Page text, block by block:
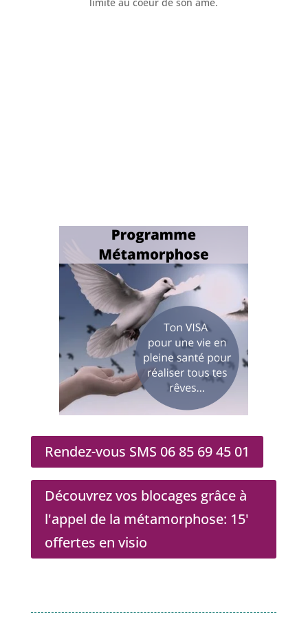
Rendez-vous SMS 06 85 69 45 01
Découvrez vos blocages grâce à
l'appel de la métamorphose: 15'
offertes en visio